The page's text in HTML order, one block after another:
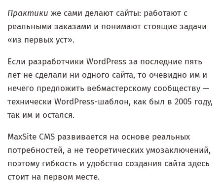
Практики же сами делают сайты: работают с
реальными заказами и понимают стоящие задачи
«из первых уст».
Если разработчики WordPress за последние пять
лет не сделали ни одного сайта, то очевидно им и
нечего предложить вебмастерскому сообществу —
технически WordPress-шаблон, как был в 2005 году,
так им и остался.
MaxSite CMS развивается на основе реальных
потребностей, а не теоретических умозаключений,
поэтому гибкость и удобство создания сайта здесь
стоит на первом месте.